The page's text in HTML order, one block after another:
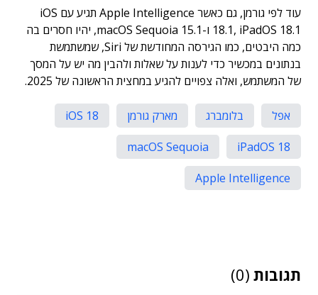
עוד לפי גורמן, גם כאשר Apple Intelligence תגיע עם iOS
18.1, iPadOS 18.1 ו-macOS Sequoia 15.1, יהיו חסרים בה
כמה היבטים, כמו הגירסה המחודשת של Siri, שמשתמשת
בנתונים במכשיר כדי לענות על שאלות ולהבין מה יש על המסך
של המשתמש, ואלה צפויים להגיע במחצית הראשונה של 2025.
אפל בלומברג מארק גורמן
iOS 18
iPadOS 18
macOS Sequoia
Apple Intelligence
תגובות (0)